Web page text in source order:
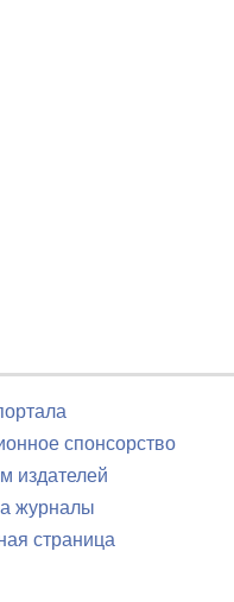
спонсорство
издателей
журналы
страница